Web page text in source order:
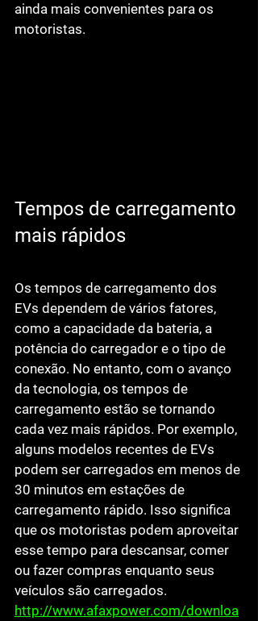
ainda mais convenientes para os
motoristas.
Tempos de carregamento
mais rápidos
Os tempos de carregamento dos
EVs dependem de vários fatores,
como a capacidade da bateria, a
potência do carregador e o tipo de
conexão. No entanto, com o avanço
da tecnologia, os tempos de
carregamento estão se tornando
cada vez mais rápidos. Por exemplo,
alguns modelos recentes de EVs
podem ser carregados em menos de
30 minutos em estações de
carregamento rápido. Isso significa
que os motoristas podem aproveitar
esse tempo para descansar, comer
ou fazer compras enquanto seus
veículos são carregados.
http://www.afaxpower.com/downloa